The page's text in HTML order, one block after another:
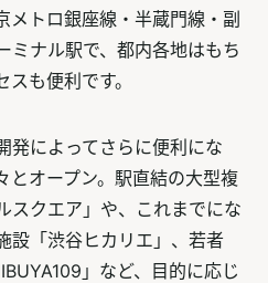
メトロ銀座線・半蔵門線・副
ミナル駅で、都内各地はもち
も便利です。
発によってさらに便利にな
とオープン。駅直結の大型複
スクエア」や、これまでにな
設「渋谷ヒカリエ」、若者
」など、目的に応じ